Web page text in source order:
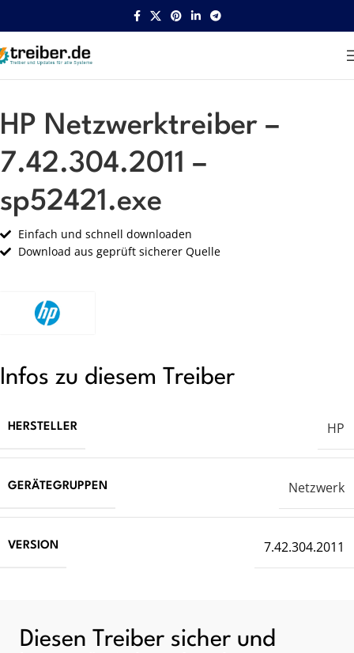
Startseite HP Netzwerk
HP Netzwerktreiber –
7.42.304.2011 –
sp52421.exe
Einfach und schnell downloaden
Download aus geprüft sicherer Quelle
Infos zu diesem Treiber
HERSTELLER HP
GERÄTEGRUPPEN Netzwerk
VERSION 7.42.304.2011
Diesen Treiber sicher und